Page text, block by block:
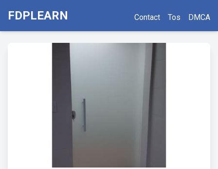
FDPLEARN Contact Tos DMCA